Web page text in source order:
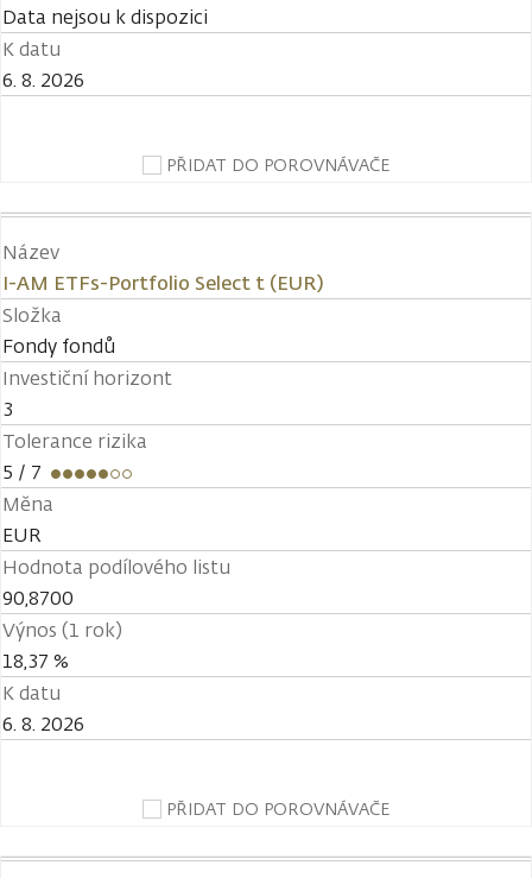
Data nejsou k dispozici
K datu
6. 8. 2026
PŘIDAT DO POROVNÁVAČE
Název
I-AM ETFs-Portfolio Select t (EUR)
Složka
Fondy fondů
Investiční horizont
3
Tolerance rizika
5 / 7
Měna
EUR
Hodnota podílového listu
90,8700
Výnos (1 rok)
18,37 %
K datu
6. 8. 2026
PŘIDAT DO POROVNÁVAČE